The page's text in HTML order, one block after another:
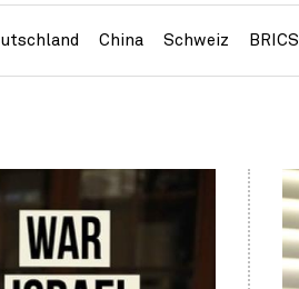
China Schweiz BRICS